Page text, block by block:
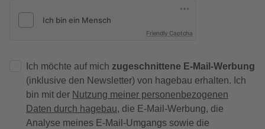
Friendly Captcha
Ich möchte auf mich zugeschnittene E-Mail-Werbung
(inklusive den Newsletter) von hagebau erhalten. Ich
bin mit der Nutzung meiner personenbezogenen
Daten durch hagebau, die E-Mail-Werbung, die
Analyse meines E-Mail-Umgangs sowie die